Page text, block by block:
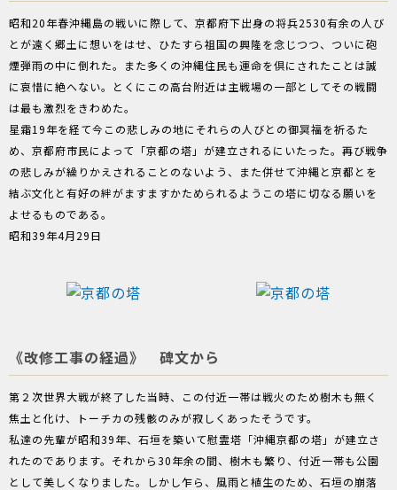
昭和20年春沖縄島の戦いに際して、京都府下出身の将兵2530有余の人び
とが遠く郷土に想いをはせ、ひたすら祖国の興隆を念じつつ、ついに砲
煙弾雨の中に倒れた。また多くの沖縄住民も運命を倶にされたことは誠
に哀惜に絶へない。とくにこの高台附近は主戦場の一部としてその戦闘
は最も激烈をきわめた。
星霜19年を経て今この悲しみの地にそれらの人びとの御冥福を祈るた
め、京都府市民によって「京都の塔」が建立されるにいたった。再び戦争
の悲しみが繰りかえされることのないよう、また併せて沖縄と京都とを
結ぶ文化と有好の絆がますますかためられるようこの塔に切なる願いを
よせるものである。
昭和39年4月29日
《改修工事の経過》 碑文から
第２次世界大戦が終了した当時、この付近一帯は戦火のため樹木も無く
焦土と化け、トーチカの残骸のみが寂しくあったそうです。
私達の先輩が昭和39年、石垣を築いて慰霊塔「沖縄京都の塔」が建立さ
れたのであります。それから30年余の間、樹木も繁り、付近一帯も公園
として美しくなりました。しかし乍ら、風雨と植生のため、石垣の崩落